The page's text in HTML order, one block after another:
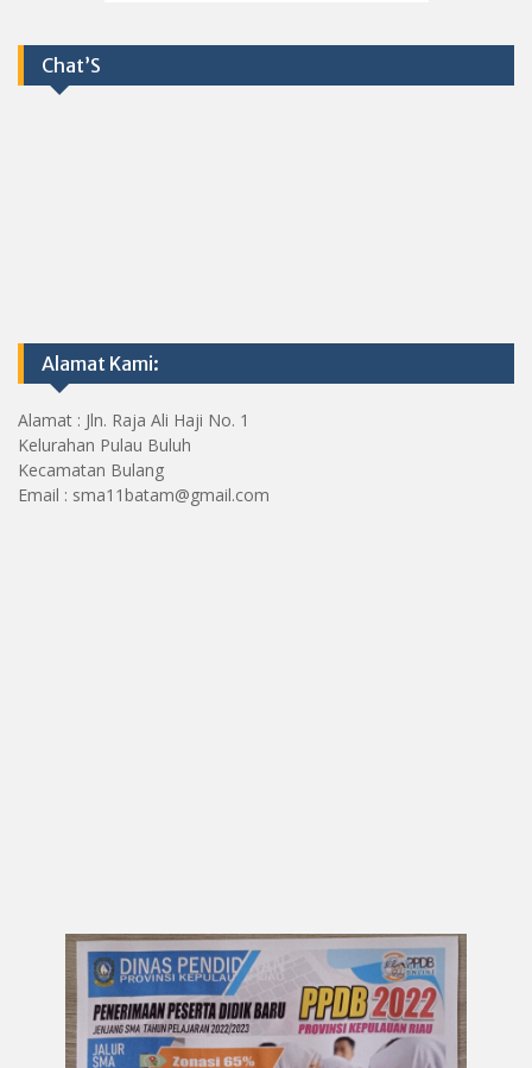
Chat’S
Alamat Kami:
Alamat : Jln. Raja Ali Haji No. 1
Kelurahan Pulau Buluh
Kecamatan Bulang
Email : sma11batam@gmail.com